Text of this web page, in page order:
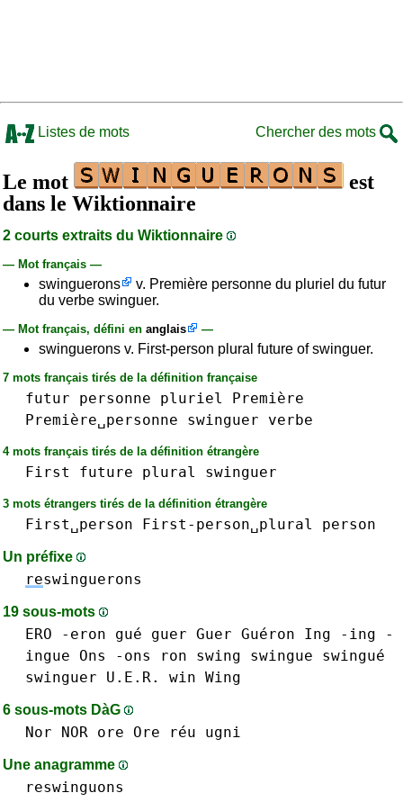
Listes de mots Chercher des mots
Le mot
est
dans le Wiktionnaire
2 courts extraits du Wiktionnaire
— Mot français —
swinguerons
v. Première personne du pluriel du futur
du verbe swinguer.
— Mot français, défini en anglais —
swinguerons v. First-person plural future of swinguer.
7 mots français tirés de la définition française
futur personne pluriel
Première
Première␣personne
swinguer verbe
4 mots français tirés de la définition étrangère
First future plural swinguer
3 mots étrangers tirés de la définition étrangère
First␣person First-person␣plural person
Un préfixe
reswinguerons
19 sous-mots
ERO -eron gué guer Guer Guéron Ing -ing
-
ingue
Ons -ons ron swing
swingue swingué
swinguer
U.E.R. win Wing
6 sous-mots DàG
Nor NOR ore Ore réu ugni
Une anagramme
reswinguons